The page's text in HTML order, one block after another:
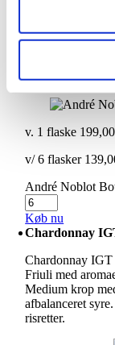
fra Bourgogne,
kombinerer frisk
hvide ferskner,
Et oplagt valg til
v. 1 flaske
v/ 6 flasker
André Noblot
Køb nu
Chardonnay
Chardonnay
Friuli med
Medium krop
afbalanceret
risretter.